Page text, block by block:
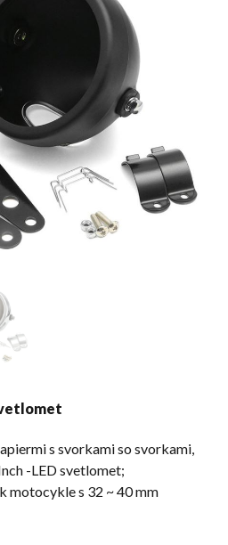
s svorkami so svorkami,
-LED svetlomet;
motocykle s 32 ~ 40 mm